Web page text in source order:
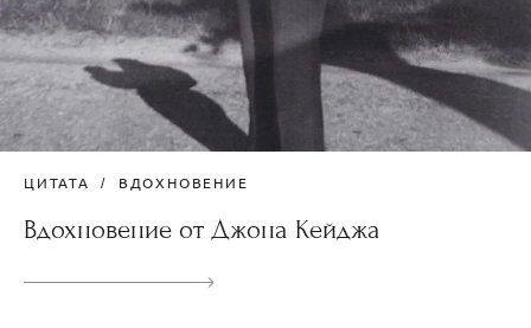
ЦИТАТА ВДОХНОВЕНИЕ
Вдохновение от Джона Кейджа